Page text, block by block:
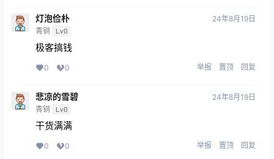
灯泡俭朴
青铜 Lv0
24年8月19日
极客搞钱
0 0 举报 置顶 回复
悲凉的雪碧
青铜 Lv0
24年8月19日
干货满满
0 0 举报 置顶 回复